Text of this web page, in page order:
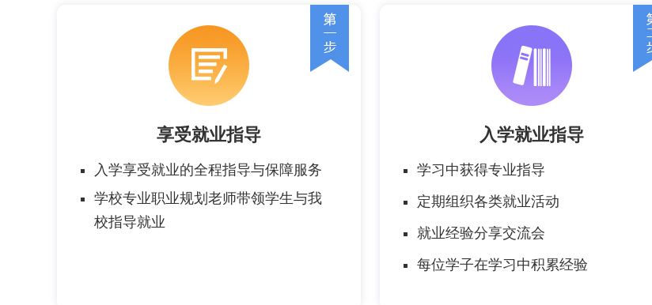
享受就业指导
入学享受就业的全程指导与保障服务
学校专业职业规划老师带领学生与我
校指导就业
入学就业指导
学习中获得专业指导
定期组织各类就业活动
就业经验分享交流会
每位学子在学习中积累经验